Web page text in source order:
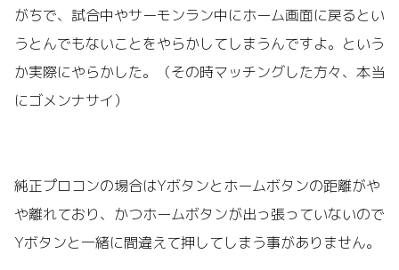
がちで、試合中やサーモンラン中にホーム画面に戻るとい
うとんでもないことをやらかしてしまうんですよ。という
か実際にやらかした。（その時マッチングした方々、本当
にゴメンナサイ）
純正プロコンの場合はYボタンとホームボタンの距離がや
や離れており、かつホームボタンが出っ張っていないので
Yボタンと一緒に間違えて押してしまう事がありません。